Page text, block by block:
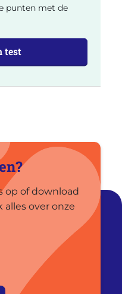
punten met de
test
op of download
over onze